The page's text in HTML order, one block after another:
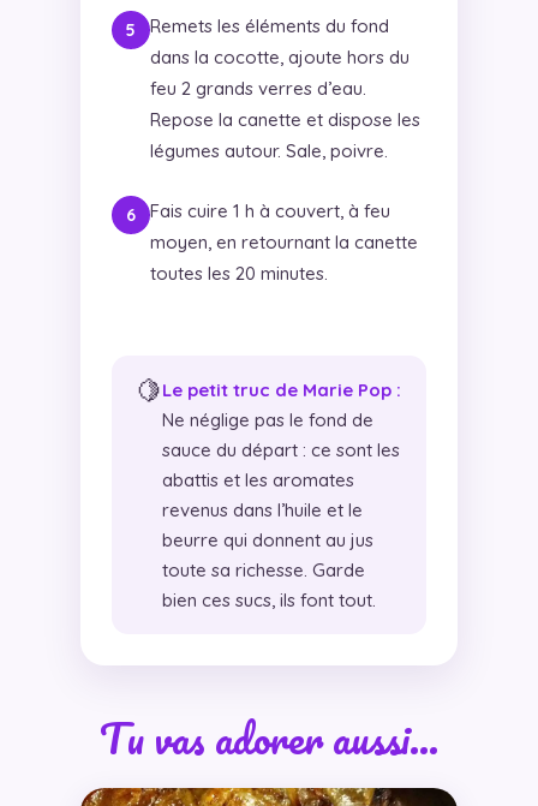
Remets les éléments du fond
dans la cocotte, ajoute hors du
feu 2 grands verres d’eau.
Repose la canette et dispose les
légumes autour. Sale, poivre.
Fais cuire 1 h à couvert, à feu
moyen, en retournant la canette
toutes les 20 minutes.
🍋Le petit truc de Marie Pop :
Ne néglige pas le fond de
sauce du départ : ce sont les
abattis et les aromates
revenus dans l’huile et le
beurre qui donnent au jus
toute sa richesse. Garde
bien ces sucs, ils font tout.
Tu vas adorer aussi…